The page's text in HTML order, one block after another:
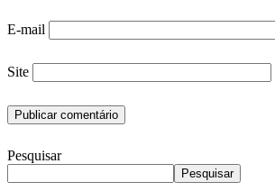
E-mail
Site
Pesquisar
Pesquisar